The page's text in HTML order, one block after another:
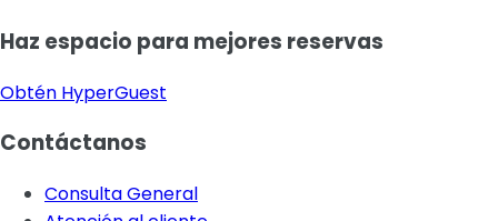
Haz espacio para mejores reservas
Obtén HyperGuest
Contáctanos
Consulta General